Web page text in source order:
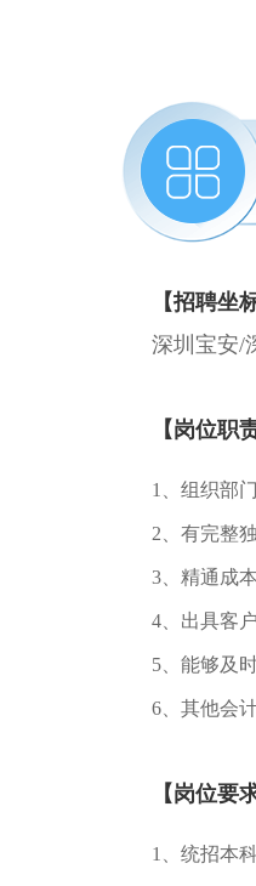
【招聘坐
深圳宝安/
【岗位职
1、组织部
2、有完整
3、精通成
4、出具客
5、能够及
6、其他会
【岗位要
1、统招本